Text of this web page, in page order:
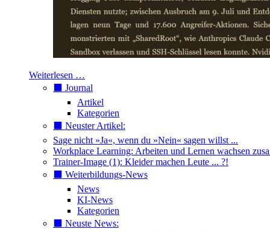
Weiterlesen …
⬛️ Journal
Artikel
Kategorien
⬛️ Neuster Artikel:
Sage nicht »Ja«, wenn du »Nein« sagen willst ...
Workplace Learning: Arbeiten und Lernen wachsen
Trainer-Image (1): Kleider machen Leute ... ?!
⬛️ Weiterbildungs-News
News
KI-News
Kategorien
⬛️ Neuste News: